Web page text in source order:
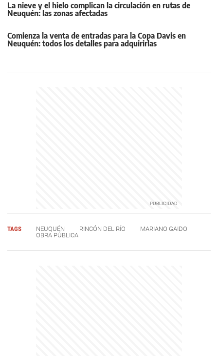
La nieve y el hielo complican la circulación en rutas de
Neuquén: las zonas afectadas
Comienza la venta de entradas para la Copa Davis en
Neuquén: todos los detalles para adquirirlas
TAGS NEUQUÉN RINCÓN DEL RÍO
MARIANO GAIDO
OBRA PÚBLICA